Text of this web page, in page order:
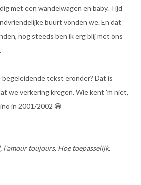
met een wandelwagen en baby. Tijd
buurt vonden we. En dat
nog steeds ben ik erg blij met ons
begeleidende tekst eronder? Dat is
we verkering kregen. Wie kent 'm niet,
in 2001/2002 😁
l'amour toujours. Hoe toepasselijk.